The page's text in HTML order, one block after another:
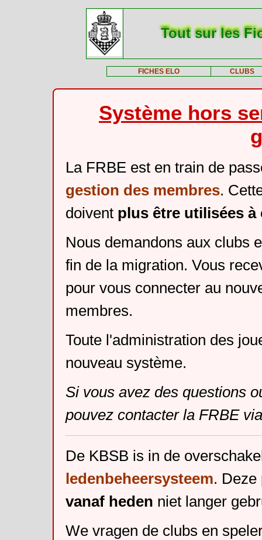
Tout sur les
FICHES ELO CLUBS
Système hors
La FRBE est en train de
gestion des membres.
doivent plus être utilisées
Nous demandons aux clubs
fin de la migration. Vous
pour vous connecter au
membres.
Toute l'administration des
nouveau système.
Si vous avez des questions
pouvez contacter la FRBE
De KBSB is in de
ledenbeheersysteem. Deze
vanaf heden niet langer
We vragen de clubs en